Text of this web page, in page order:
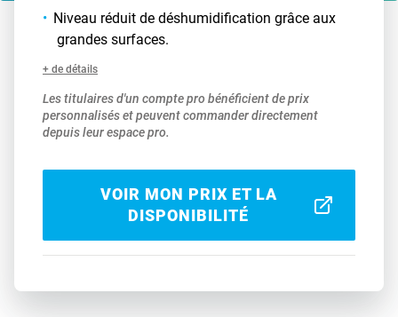
Niveau réduit de déshumidification grâce aux
grandes surfaces.
+ de détails
Les titulaires d'un compte pro bénéficient de prix
personnalisés et peuvent commander directement
depuis leur espace pro.
VOIR MON PRIX ET LA
DISPONIBILITÉ